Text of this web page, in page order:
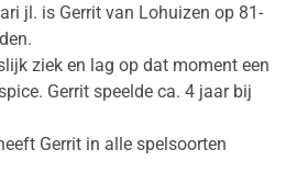
jl. is Gerrit van Lohuizen op 81-
ziek en lag op dat moment een
Gerrit speelde ca. 4 jaar bij
Gerrit in alle spelsoorten